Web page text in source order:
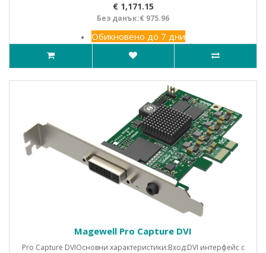
€ 1,171.15
Без данък:€ 975.96
Обикновено до 7 дни
Magewell Pro Capture DVI
Pro Capture DVIОсновни характеристики:Вход:DVI интерфейс с